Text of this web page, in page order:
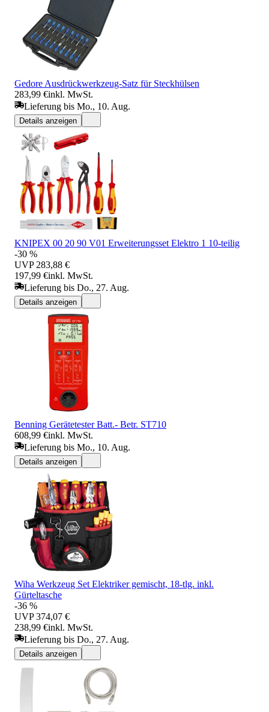
Gedore Ausdrückwerkzeug-Satz für Steckhülsen
283,99 €inkl. MwSt.
Lieferung bis Mo., 10. Aug.
Details anzeigen
KNIPEX 00 20 90 V01 Erweiterungsset Elektro 1 10-teilig
-30 %
UVP 283,88 €
197,99 €inkl. MwSt.
Lieferung bis Do., 27. Aug.
Details anzeigen
Benning Gerätetester Batt.- Betr. ST710
608,99 €inkl. MwSt.
Lieferung bis Mo., 10. Aug.
Details anzeigen
Wiha Werkzeug Set Elektriker gemischt, 18-tlg. inkl.
Gürteltasche
-36 %
UVP 374,07 €
238,99 €inkl. MwSt.
Lieferung bis Do., 27. Aug.
Details anzeigen